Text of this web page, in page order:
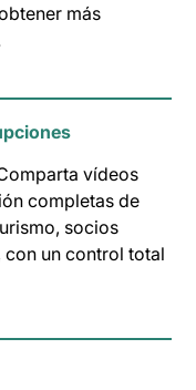
más
vídeos
completas de
socios
un control total